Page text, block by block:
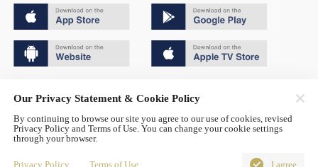
京公网安备 11010502050052号
Disinformation report hotline: 010-85061466
Our Privacy Statement & Cookie Policy
By continuing to browse our site you agree to our use of cookies, revised
Privacy Policy and Terms of Use. You can change your cookie settings
through your browser.
Privacy Policy Terms of Use I agree